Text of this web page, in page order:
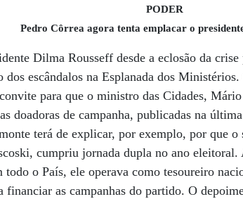
PODER
Pedro Côrrea agora tenta emplacar o
Dilma Rousseff desde a eclosão da
dos escândalos na Esplanada dos
para que o ministro das Cidades,
doadoras de campanha, publicadas na
terá de explicar, por exemplo, por que
cumpriu jornada dupla no ano eleitoral.
todo o País, ele operava como tesoureiro
financiar as campanhas do partido. O